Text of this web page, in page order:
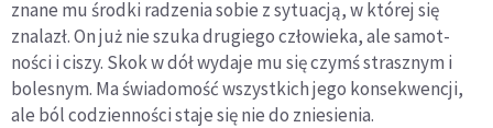
znane mu środki radzenia sobie z sytuacją, w której się
znalazł. On już nie szuka drugiego człowieka, ale samot­
ności i ciszy. Skok w dół wydaje mu się czymś strasznym i
bolesnym. Ma świadomość wszystkich jego konse­kwencji,
ale ból codzienności staje się nie do zniesienia.